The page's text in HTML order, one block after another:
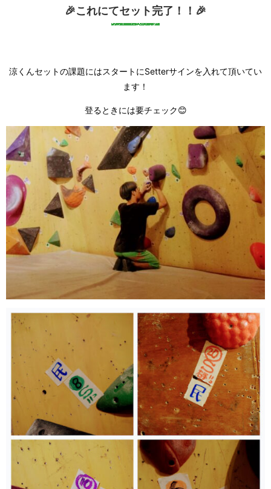
🎉これにてセット完了！！🎉
涼くんセットの課題にはスタートにSetterサインを入れて頂いてい
ます！
登るときには要チェック😊